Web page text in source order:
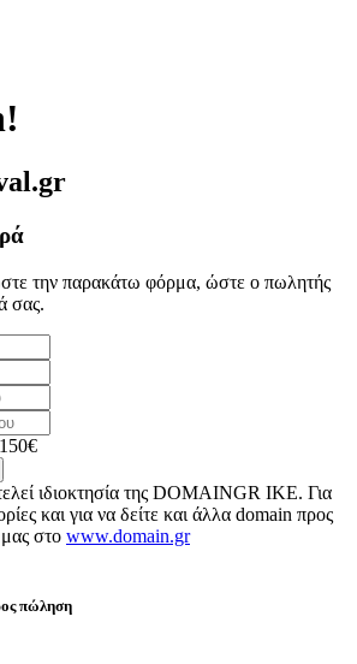
την παρακάτω φόρμα, ώστε ο πωλητής
σας.
ιδιοκτησία της DOMAINGR ΙΚΕ. Για
και για να δείτε και άλλα domain προς
στο www.domain.gr
πώληση